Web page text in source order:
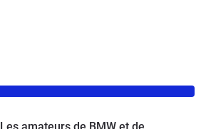
Les amateurs de BMW et de